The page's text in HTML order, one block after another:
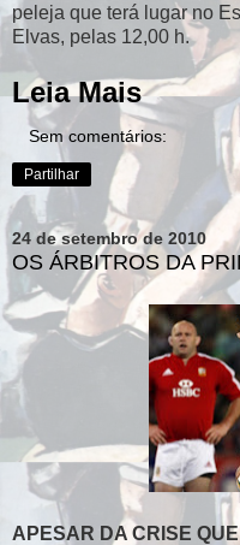
peleja que terá lugar no
Elvas, pelas 12,00 h.
Leia Mais
Sem comentários:
Partilhar
24 de setembro de 2010
OS ÁRBITROS DA
APESAR DA CRISE